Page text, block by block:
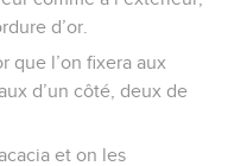
d’or.
que l’on fixera aux
d’un côté, deux de
et on les